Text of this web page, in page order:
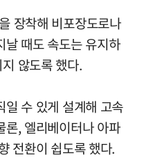
장착해 비포장도로나
날 때도 속도는 유지하
않도록 했다.
일 수 있게 설계해 고속
론, 엘리베이터나 아파
전환이 쉽도록 했다.